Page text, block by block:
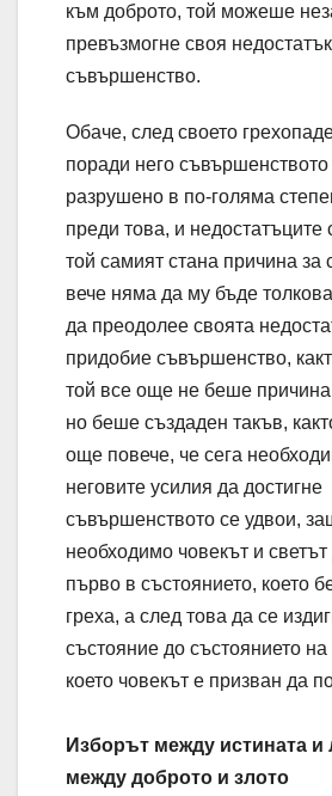
към доброто, той можеше
превъзмогне своя
съвършенство.
Обаче, след своето
поради него
разрушено в по-голяма
преди това, и недостатъците
той самият стана причина за
вече няма да му бъде
да преодолее своята
придобие съвършенство,
той все още не беше причина
но беше създаден такъв,
още повече, че сега
неговите усилия да достигне
съвършенството се удвои,
необходимо човекът и
първо в състоянието, което
греха, а след това да се
състояние до състоянието
което човекът е призван да
Изборът между истината и
между доброто и злото